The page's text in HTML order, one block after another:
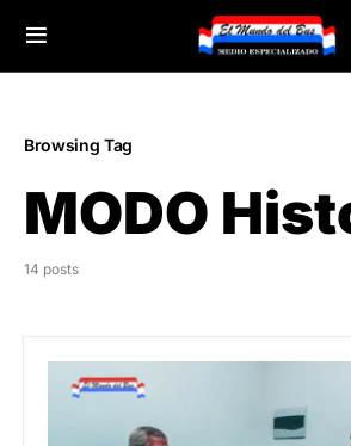
Browsing Tag
MODO
14 posts